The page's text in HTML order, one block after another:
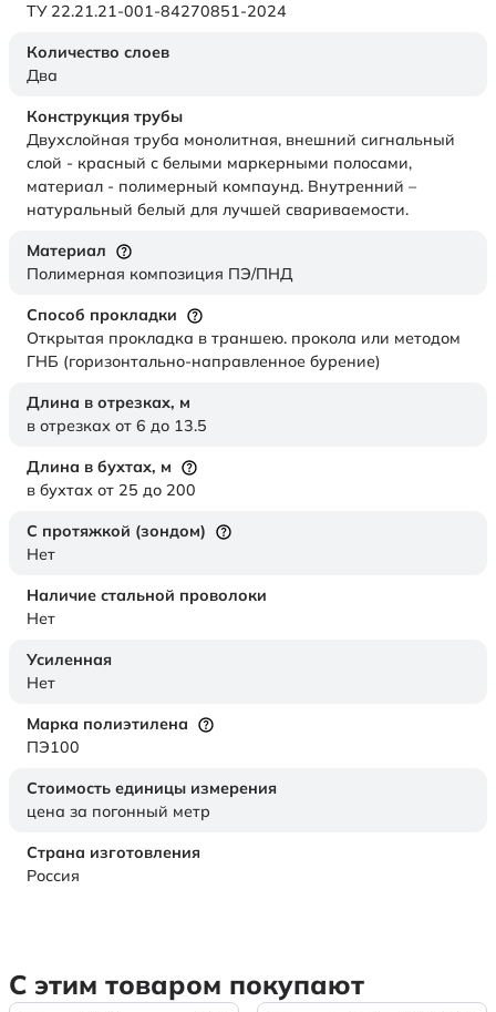
ТУ 22.21.21-001-84270851-2024
Количество слоев
Два
Конструкция трубы
Двухслойная труба монолитная, внешний сигнальный
слой - красный с белыми маркерными полосами,
материал - полимерный компаунд. Внутренний –
натуральный белый для лучшей свариваемости.
Материал
Полимерная композиция ПЭ/ПНД
Способ прокладки
Открытая прокладка в траншею. прокола или методом
ГНБ (горизонтально-направленное бурение)
Длина в отрезках, м
в отрезках от 6 до 13.5
Длина в бухтах, м
в бухтах от 25 до 200
С протяжкой (зондом)
Нет
Наличие стальной проволоки
Нет
Усиленная
Нет
Марка полиэтилена
ПЭ100
Стоимость единицы измерения
цена за погонный метр
Страна изготовления
Россия
С этим товаром покупают